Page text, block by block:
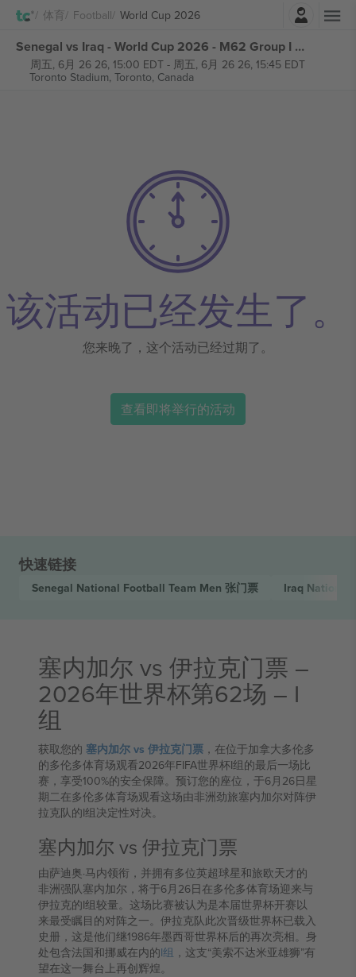
体育 Football World Cup 2026
Senegal vs Iraq - World Cup 2026 - M62 Group I 张门票
周五, 6月 26 26, 15:00 EDT- 周五, 6月 26 26, 15:45 EDT
Toronto Stadium, Toronto, Canada
该活动已经发生了。
您来晚了，这个活动已经过期了。
查看即将举行的活动
快速链接
Senegal National Football Team Men 张门票 Iraq National
塞内加尔 vs 伊拉克门票 –
2026年世界杯第62场 – I
组
获取您的 塞内加尔 vs 伊拉克门票 ，在位于加拿大多伦多
的多伦多体育场观看2026年FIFA世界杯I组的最后一场比
赛，享受100%的安全保障。预订您的座位，于6月26日星
期二在多伦多体育场观看这场由非洲劲旅塞内加尔对阵伊
拉克队的I组决定性对决。
塞内加尔 vs 伊拉克门票
由萨迪奥·马内领衔，并拥有多位英超球星和旅欧天才的
非洲强队塞内加尔，将于6月26日在多伦多体育场迎来与
伊拉克的I组较量。这场比赛被认为是本届世界杯开赛以
来最受瞩目的对阵之一。伊拉克队此次晋级世界杯已载入
史册，这是他们继1986年墨西哥世界杯后的再次亮相。身
处包含法国和挪威在内的I组 ，这支“美索不达米亚雄狮”有
望在这一舞台上再创辉煌。